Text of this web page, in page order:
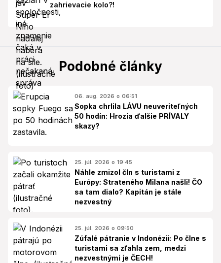
zahrievacie kolo?!
Podobné články
06. aug. 2026 o 06:51
Sopka chrlila LÁVU neuveriteľných
50 hodín: Hrozia ďalšie PRÍVALY
skazy?
25. júl. 2026 o 19:45
Náhle zmizol čln s turistami z
Európy: Strateného Milana našli! ČO
sa tam dialo? Kapitán je stále
nezvestný
25. júl. 2026 o 09:50
Zúfalé pátranie v Indonézii: Po člne s
turistami sa zľahla zem, medzi
nezvestnými je ČECH!